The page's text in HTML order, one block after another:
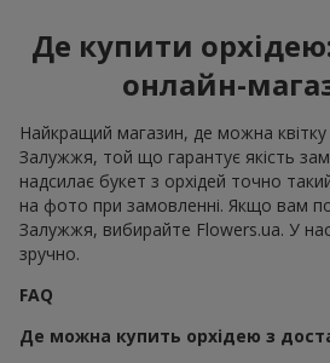
Де купити
онлайн-
Найкращий магазин, де можна квітку
Залужжя, той що гарантує якість
надсилає букет з орхідей точно
на фото при замовленні. Якщо вам
Залужжя, вибирайте Flowers.ua. У
зручно.
FAQ
Де можна купить орхідею з